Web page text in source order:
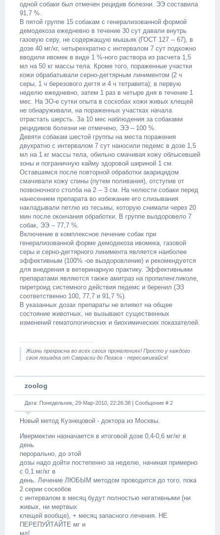
одной собаки был отмечен рецидив болезни. ЭЭ составила
91,7 %.
В пятой группе 15 собакам с генерализованной формой
демодекоза ежедневно в течение 30 сут давали внутрь
газовую серу, не содержащую мышьяк (ГОСТ 127 -- 67), в
дозе 40 мг/кг, четырехкратно с интервалом 7 сут подкожно
вводили ивомек в виде 1 %-ного раствора из расчета 1,5
мл на 50 кг массы тела. Кроме того, пораженные участки
кожи обрабатывали серно-дегтярным линиментом (2 ч
серы, 1 ч березового дегтя и 4 ч тетравита); в первую
неделю ежедневно, затем 1 раз в четыре дня в течение 1
мес. На ЗО-е сутки опыта в соскобах кожи живых клещей
не обнаруживали, на пораженных участках начала
отрастать шерсть. За 10 мес наблюдения за собаками
рецидивов болезни не отмечено, ЭЭ – 100 %.
Девяти собакам шестой группы на места поражения
двукратно с интервалом 7 сут наносили педемс в дозе 1,5
мл на 1 кг массы тела, обильно смачивая кожу облысевшей
зоны и пограничную кайму здоровой шириной 1 см.
Оставшимся после повторной обработки акарицидом
смачивали кожу спины (путем поливания), отступив от
позвоночного столба на 2 -- 3 см. На челюсти собаки перед
нанесением препарата во избежание его слизывания
накладывали петлю из тесьмы, которую снимали через 20
мин после окончания обработки. В группе выздоровело 7
собак, ЭЭ -- 77,7 %.
Включение в комплексное лечение собак при
генерализованной форме демодекоза ивомека, газовой
серы и серно-дегтярного линимента является наиболее
эффективным (100% -ое выздоровление) и рекомендуется
для внедрения в ветеринарную практику. Эффективными
препаратами являются также амитраз на пропиленгликоле,
пиретроид системного действия педемс и беренил (ЭЗ
соответственно 100, 77,7 и 91,7 %).
В указанных дозах препараты не влияют на общее
состояние животных, не вызывают существенных
изменений гематологических и биохимических показателей.
Жизнь прекрасна во всех своих проявлениях! Просто у каждого
своя лошадка от Савраски до Пегаса - пересаживайся!
zoolog
Дата: Понедельник, 29-Мар-2010, 22:26:38 | Сообщение # 2
Новый метод Кузнецовой - доктора из Москвы.
Ивермектин назначается в итоговой дозе 0,4-0,6 мг/кг в
день
перорально, до этой
дозы надо дойти постепенно за неделю, начиная примерно
с 0,1 мг/кг в
день. Лечение ЛЮБЫМ методом проводится до того, пока
2 серии соскобов
с интервалом в месяц будут полностью негативными (ни
живых, ни мертвых
клещей вообще), + месяц запасного лечения. НЕ
ПЕРЕПУЙТАЙТЕ мг и
мл!